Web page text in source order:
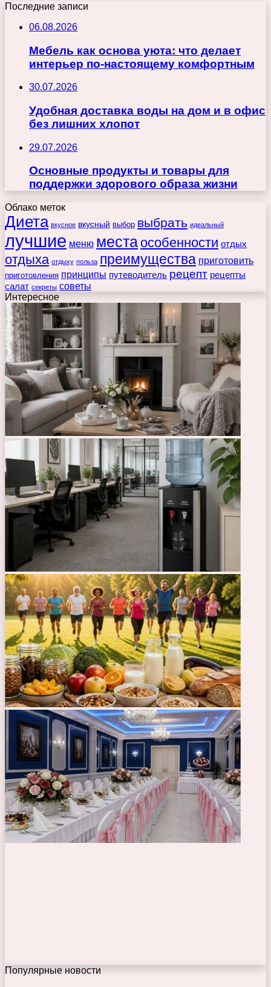
Последние записи
06.08.2026
Мебель как основа уюта: что делает
интерьер по-настоящему комфортным
30.07.2026
Удобная доставка воды на дом и в офис
без лишних хлопот
29.07.2026
Основные продукты и товары для
поддержки здорового образа жизни
Облако меток
Диета вкусное вкусный выбор выбрать идеальный
лучшие меню места особенности отдых
отдыха отдыху польза преимущества приготовить
приготовления принципы путеводитель рецепт рецепты
салат секреты советы
Интересное
Популярные новости